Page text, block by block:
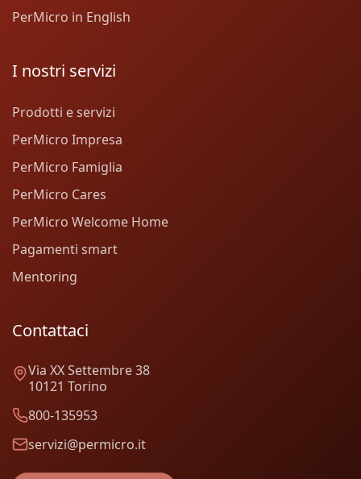
PerMicro in English
I nostri servizi
Prodotti e servizi
PerMicro Impresa
PerMicro Famiglia
PerMicro Cares
PerMicro Welcome Home
Pagamenti smart
Mentoring
Contattaci
Via XX Settembre 38
10121 Torino
800-135953
servizi@permicro.it